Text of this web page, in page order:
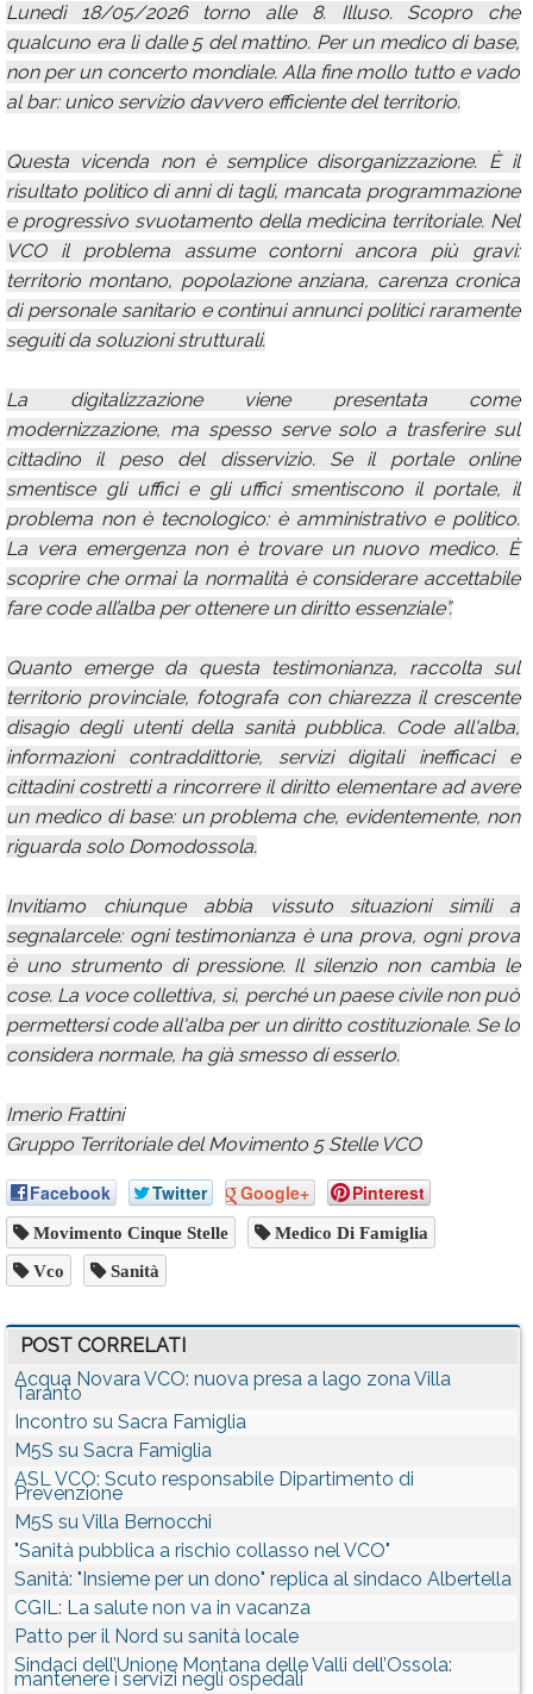
Lunedì 18/05/2026 torno alle 8. Illuso. Scopro che
qualcuno era lì dalle 5 del mattino. Per un medico di base,
non per un concerto mondiale. Alla fine mollo tutto e vado
al bar: unico servizio davvero efficiente del territorio.
Questa vicenda non è semplice disorganizzazione. È il
risultato politico di anni di tagli, mancata programmazione
e progressivo svuotamento della medicina territoriale. Nel
VCO il problema assume contorni ancora più gravi:
territorio montano, popolazione anziana, carenza cronica
di personale sanitario e continui annunci politici raramente
seguiti da soluzioni strutturali.
La digitalizzazione viene presentata come
modernizzazione, ma spesso serve solo a trasferire sul
cittadino il peso del disservizio. Se il portale online
smentisce gli uffici e gli uffici smentiscono il portale, il
problema non è tecnologico: è amministrativo e politico.
La vera emergenza non è trovare un nuovo medico. È
scoprire che ormai la normalità è considerare accettabile
fare code all’alba per ottenere un diritto essenziale”.
Quanto emerge da questa testimonianza, raccolta sul
territorio provinciale, fotografa con chiarezza il crescente
disagio degli utenti della sanità pubblica. Code all'alba,
informazioni contraddittorie, servizi digitali inefficaci e
cittadini costretti a rincorrere il diritto elementare ad avere
un medico di base: un problema che, evidentemente, non
riguarda solo Domodossola.
Invitiamo chiunque abbia vissuto situazioni simili a
segnalarcele: ogni testimonianza è una prova, ogni prova
è uno strumento di pressione. Il silenzio non cambia le
cose. La voce collettiva, sì, perché un paese civile non può
permettersi code all'alba per un diritto costituzionale. Se lo
considera normale, ha già smesso di esserlo.
Imerio Frattini
Gruppo Territoriale del Movimento 5 Stelle VCO
Facebook Twitter Google+ Pinterest
Movimento Cinque Stelle Medico Di Famiglia
Vco Sanità
POST CORRELATI
Acqua Novara VCO: nuova presa a lago zona Villa
Taranto
Incontro su Sacra Famiglia
M5S su Sacra Famiglia
ASL VCO: Scuto responsabile Dipartimento di
Prevenzione
M5S su Villa Bernocchi
"Sanità pubblica a rischio collasso nel VCO"
Sanità: "Insieme per un dono" replica al sindaco Albertella
CGIL: La salute non va in vacanza
Patto per il Nord su sanità locale
Sindaci dell’Unione Montana delle Valli dell’Ossola:
mantenere i servizi negli ospedali